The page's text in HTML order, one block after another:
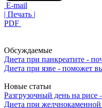
E-mail
| Печать |
PDF
Обсуждаемые
Диета при панкреатите -
Диета при язве - поможет
Новые статьи
Разгрузочный день на
Диета при